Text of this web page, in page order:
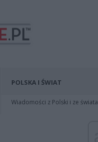
POLSKA I ŚWIAT
Wiadomości z Polski i ze świata